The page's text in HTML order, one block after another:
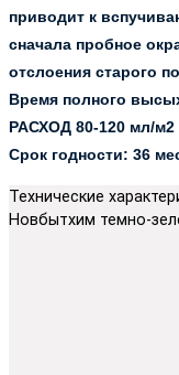
приводит к
сначала пробное
отслоения старого
Время полного
РАСХОД 80-120 мл/
Срок годности: 36
Технические
Новбытхим темно-